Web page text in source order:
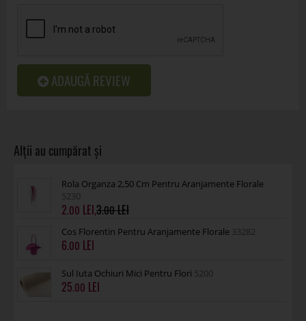
ADAUGĂ REVIEW
Rola Organza 2,50 Cm Pentru Aranjamente Florale
5230
2.00 ,3.00
Cos Florentin Pentru Aranjamente Florale 33282
6.00
Sul Iuta Ochiuri Mici Pentru Flori 5200
25.00